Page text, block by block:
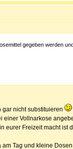
gegeben werden
nicht substituieren
Vollnarkose
eurer Freizeit macht ist
Tag und kleine